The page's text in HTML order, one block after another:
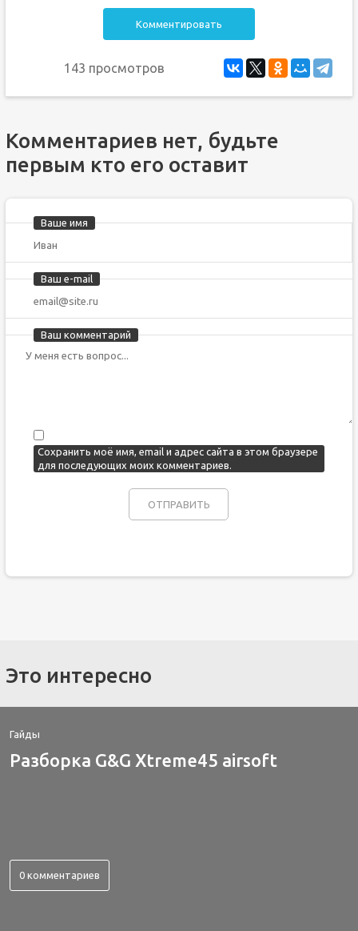
Комментировать
143 просмотров
Комментариев нет, будьте
первым кто его оставит
Ваше имя
Ваш e-mail
Ваш комментарий
Сохранить моё имя, email и адрес сайта в этом браузере
для последующих моих комментариев.
Это интересно
Гайды
Разборка G&G Xtreme45 airsoft
0 комментариев